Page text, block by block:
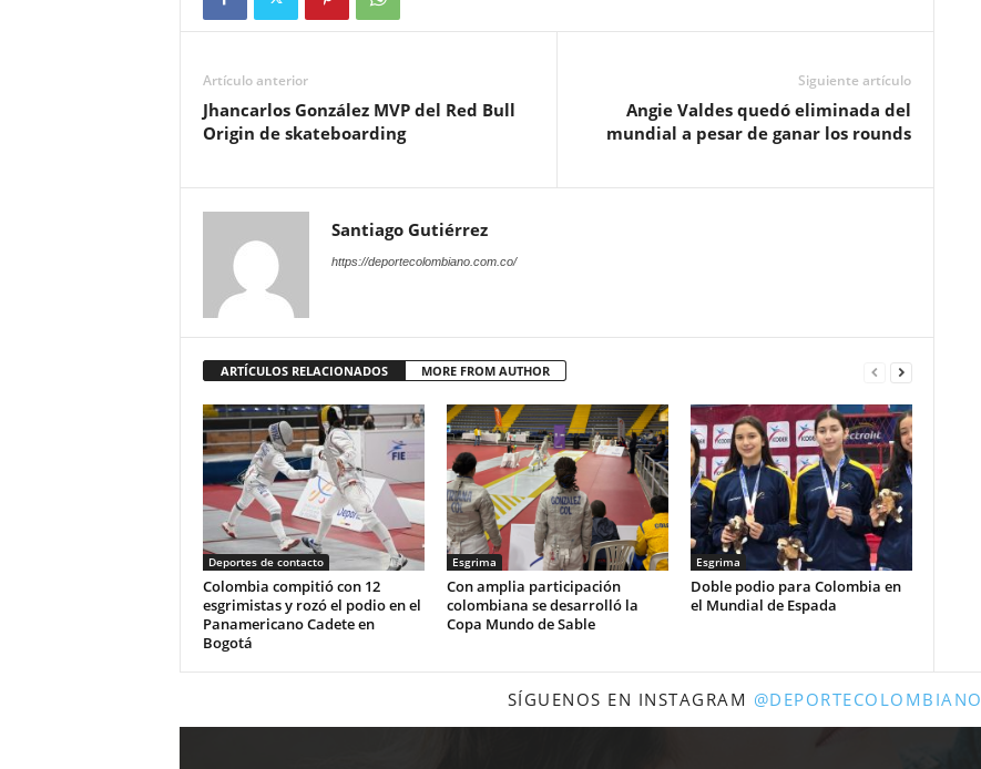
Artículo anterior
Jhancarlos González MVP del Red Bull
Origin de skateboarding
Siguiente artículo
Angie Valdes quedó eliminada del
mundial a pesar de ganar los rounds
Santiago Gutiérrez
https://deportecolombiano.com.co/
ARTÍCULOS RELACIONADOS MORE FROM AUTHOR
Deportes de contacto
Colombia compitió con 12
esgrimistas y rozó el podio en el
Panamericano Cadete en
Bogotá
Esgrima
Con amplia participación
colombiana se desarrolló la
Copa Mundo de Sable
Esgrima
Doble podio para Colombia en
el Mundial de Espada
SÍGUENOS EN INSTAGRAM @DEPORTECOLOMBIANO